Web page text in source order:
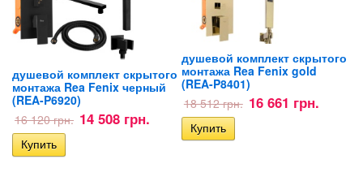
душевой комплект скрытого
монтажа Rea Fenix черный
(REA-P6920)
16 120 грн. 14 508 грн.
душевой комплект скрытого
монтажа Rea Fenix gold
(REA-P8401)
18 512 грн. 16 661 грн.